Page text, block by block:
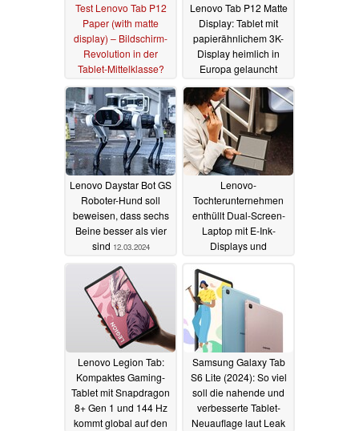
Test Lenovo Tab P12
Paper (with matte
display) – Bildschirm-
Revolution in der
Tablet-Mittelklasse?
25.06.2024
Lenovo Tab P12 Matte
Display: Tablet mit
papierähnlichem 3K-
Display heimlich in
Europa gelauncht
16.04.2024
Lenovo Daystar Bot GS
Roboter-Hund soll
beweisen, dass sechs
Beine besser als vier
sind 12.03.2024
Lenovo-
Tochterunternehmen
enthüllt Dual-Screen-
Laptop mit E-Ink-
Displays und
Mikrofon
Lenovo Legion Tab:
Kompaktes Gaming-
Tablet mit Snapdragon
8+ Gen 1 und 144 Hz
kommt global auf den
Samsung Galaxy Tab
S6 Lite (2024): So viel
soll die nahende und
verbesserte Tablet-
Neuauflage laut Leak